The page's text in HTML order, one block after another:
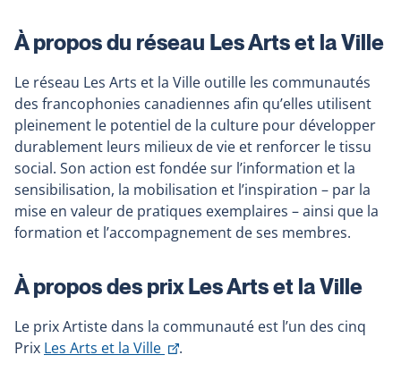
À propos du réseau Les Arts et la Ville
Le réseau Les Arts et la Ville outille les communautés
des francophonies canadiennes afin qu’elles utilisent
pleinement le potentiel de la culture pour développer
durablement leurs milieux de vie et renforcer le tissu
social. Son action est fondée sur l’information et la
sensibilisation, la mobilisation et l’inspiration – par la
mise en valeur de pratiques exemplaires – ainsi que la
formation et l’accompagnement de ses membres.
À propos des prix Les Arts et la Ville
Le prix Artiste dans la communauté est l’un des cinq
Prix Les Arts et la Ville
This
.